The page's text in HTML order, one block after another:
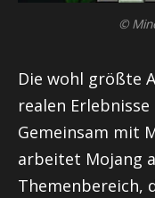
©
Die wohl größte
realen
Gemeinsam mit
arbeitet Mojang
Themenbereich,